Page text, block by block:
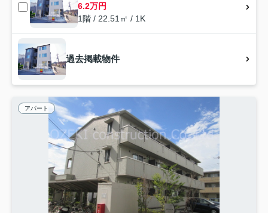
6.2万円
1階 / 22.51㎡ / 1K
過去掲載物件
アパート